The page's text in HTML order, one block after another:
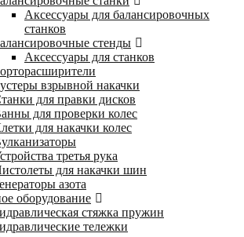
Аксессуары для балансировочных
станков
стенды
Аксессуары для станков
взрывной накачки
для правки дисков
для проверки колес
для накачки колес
третья рука
для накачки шин
азота
оборудование
стяжка пружин
тележки